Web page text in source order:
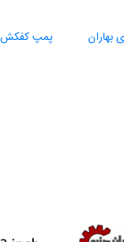
۲ اینچ ۱۲۰ متری بهاران